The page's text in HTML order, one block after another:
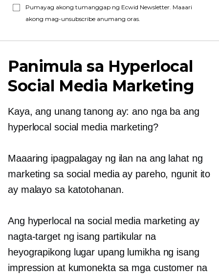
Pumayag akong tumanggap ng Ecwid Newsletter. Maaari
akong mag-unsubscribe anumang oras.
Panimula sa Hyperlocal
Social Media Marketing
Kaya, ang unang tanong ay: ano nga ba ang
hyperlocal social media marketing?
Maaaring ipagpalagay ng ilan na ang lahat ng
marketing sa social media ay pareho, ngunit ito
ay malayo sa katotohanan.
Ang hyperlocal na social media marketing ay
nagta-target ng isang partikular na
heyograpikong lugar upang lumikha ng isang
impression at kumonekta sa mga customer na